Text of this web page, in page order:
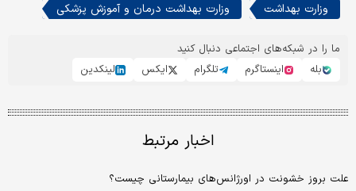
وزارت بهداشت
وزارت بهداشت درمان و آموزش پزشکی
ما را در شبکه‌های اجتماعی دنبال کنید
بله
اینستاگرم تلگرام ایکس لینکدین
اخبار مرتبط
علت بروز خشونت در اورژانس‌های بیمارستانی چیست؟